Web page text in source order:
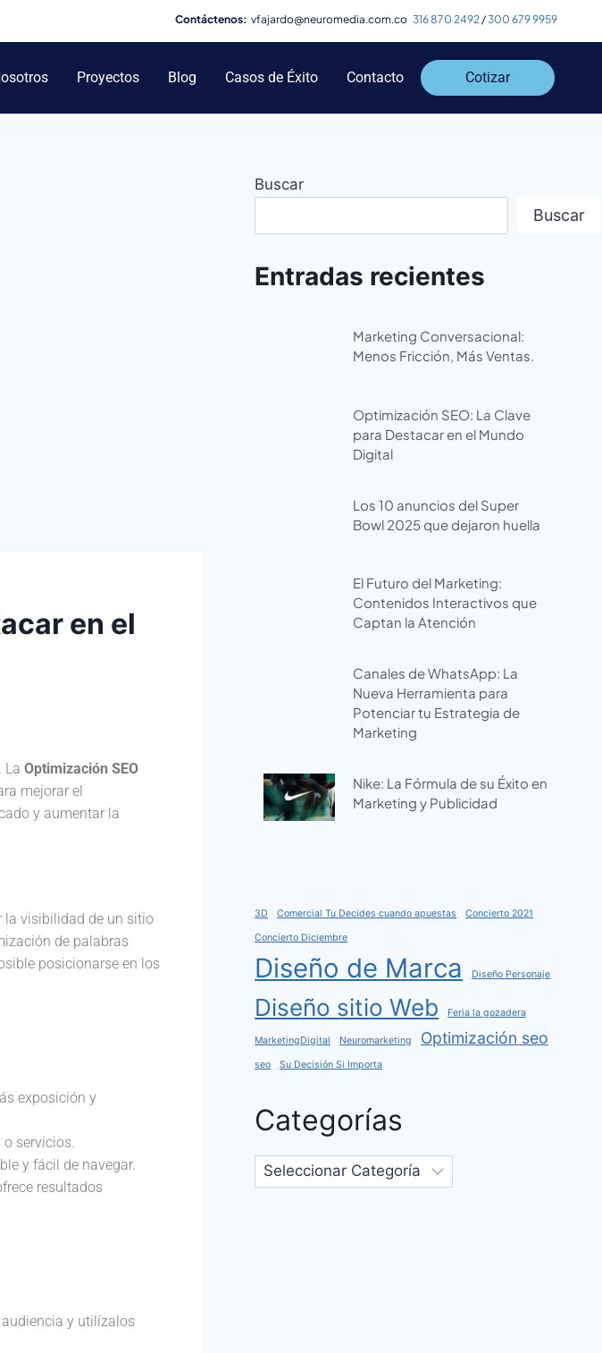
Contáctenos: vfajardo@neuromedia.com.co 316 870 2492/300 679 9959
Proyectos Blog Casos de Éxito Contacto Cotizar
en el
La Optimización SEO
mejorar el
y aumentar la
la visibilidad de un sitio
de palabras
posicionarse en los
exposición y
servicios.
y fácil de navegar.
resultados
y utilízalos
Buscar
Buscar
Entradas recientes
Marketing Conversacional:
Menos Fricción, Más Ventas.
Optimización SEO: La Clave
para Destacar en el Mundo
Digital
Los 10 anuncios del Super
Bowl 2025 que dejaron huella
El Futuro del Marketing:
Contenidos Interactivos que
Captan la Atención
Canales de WhatsApp: La
Nueva Herramienta para
Potenciar tu Estrategia de
Marketing
Nike: La Fórmula de su Éxito en
Marketing y Publicidad
3D Comercial Tu Decides cuando apuestas Concierto 2021
Concierto Diciembre
Diseño de Marca Diseño Personaje
Diseño sitio Web Feria la gozadera
MarketingDigital Neuromarketing Optimización seo
seo Su Decisión Si Importa
Categorías